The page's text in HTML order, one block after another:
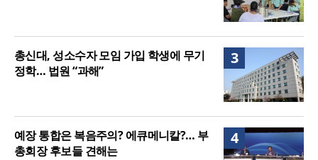
3
총신대, 성소수자 모임 가입 학생에 무기
정학… 법원 “과해”
4
예장 통합은 복음주의? 에큐메니칼?… 부
총회장 후보들 견해는